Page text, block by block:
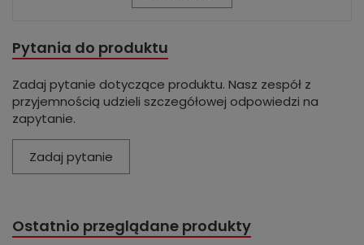
Pytania do produktu
Zadaj pytanie dotyczące produktu. Nasz zespół z
przyjemnością udzieli szczegółowej odpowiedzi na
zapytanie.
Zadaj pytanie
Ostatnio przeglądane produkty